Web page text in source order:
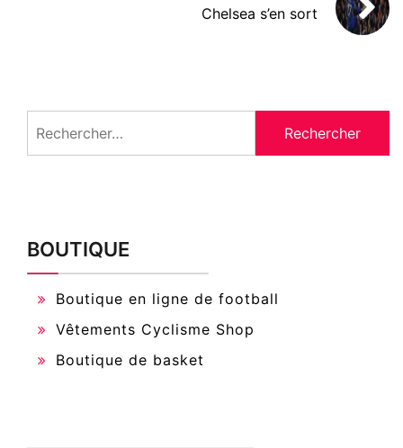
Chelsea s’en sort
BOUTIQUE
Boutique en ligne de football
Vêtements Cyclisme Shop
Boutique de basket